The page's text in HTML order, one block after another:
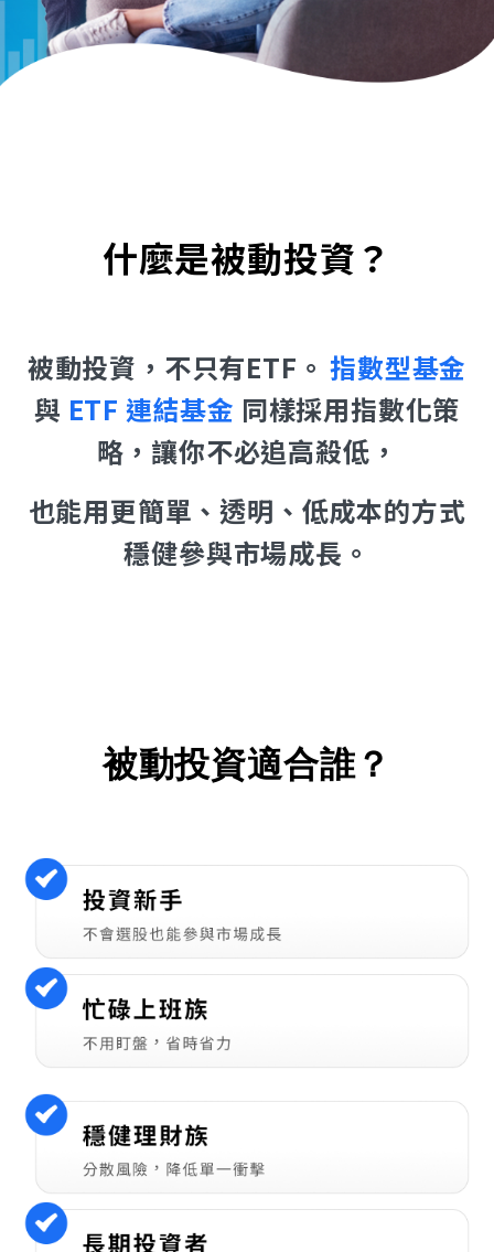
什麼是被動投資？
被動投資，不只有ETF。 指數型基金
與 ETF 連結基金 同樣採用指數化策
略，讓你不必追高殺低，
也能用更簡單、透明、低成本的方式
穩健參與市場成長。
被動投資適合誰？